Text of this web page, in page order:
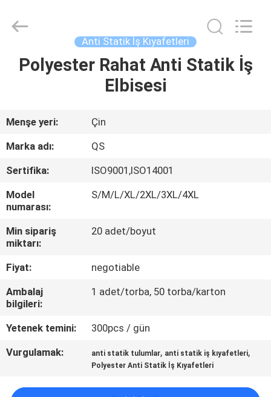
ANA
ÜRÜNLER
HAKKIMIZDA
FABRIKA
TURU
KALITE
BIZE
Technology
Co.,Ltd.
Reserved.
Anti Statik İş Kıyafetleri
Polyester Rahat Anti Statik İş
Elbisesi
Menşe yeri:
Çin
Marka adı:
QS
Sertifika:
ISO9001,ISO14001
Model
numarası:
S/M/L/XL/2XL/3XL/4XL
Min sipariş
miktarı:
20 adet/boyut
Fiyat:
negotiable
Ambalaj
bilgileri:
1 adet/torba, 50 torba/karton
Yetenek temini:
300pcs / gün
Vurgulamak:
anti statik tulumlar, anti statik iş kıyafetleri,
Polyester Anti Statik İş Kıyafetleri